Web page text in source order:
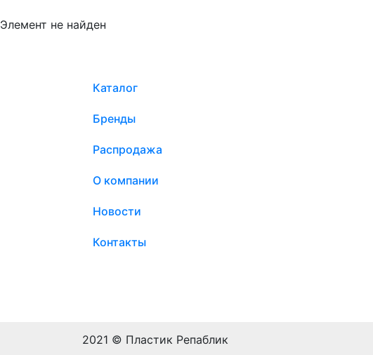
Элемент не найден
Каталог
Бренды
Распродажа
О компании
Новости
Контакты
2021 © Пластик Репаблик